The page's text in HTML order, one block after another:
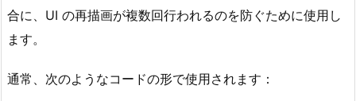
合に、UI の再描画が複数回行われるのを防ぐために使用し
ます。
通常、次のようなコードの形で使用されます：